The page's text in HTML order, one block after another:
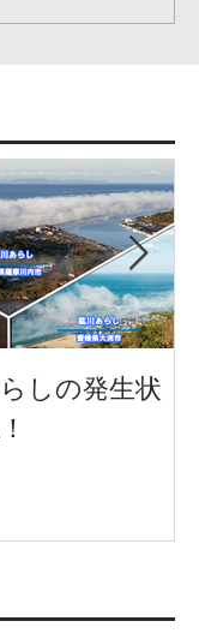
しの発生状